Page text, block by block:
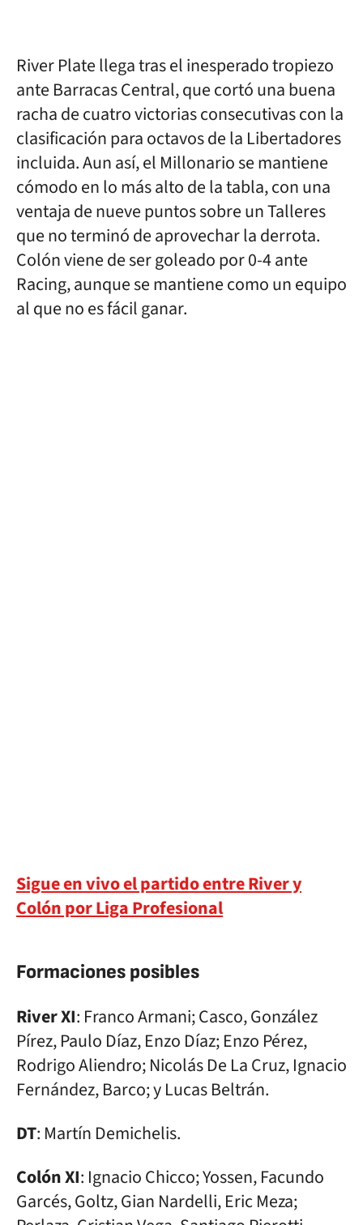
River Plate llega tras el inesperado tropiezo
ante Barracas Central, que cortó una buena
racha de cuatro victorias consecutivas con la
clasificación para octavos de la Libertadores
incluida. Aun así, el Millonario se mantiene
cómodo en lo más alto de la tabla, con una
ventaja de nueve puntos sobre un Talleres
que no terminó de aprovechar la derrota.
Colón viene de ser goleado por 0-4 ante
Racing, aunque se mantiene como un equipo
al que no es fácil ganar.
Sigue en vivo el partido entre River y
Colón por Liga Profesional
Formaciones posibles
River XI: Franco Armani; Casco, González
Pírez, Paulo Díaz, Enzo Díaz; Enzo Pérez,
Rodrigo Aliendro; Nicolás De La Cruz, Ignacio
Fernández, Barco; y Lucas Beltrán.
DT: Martín Demichelis.
Colón XI: Ignacio Chicco; Yossen, Facundo
Garcés, Goltz, Gian Nardelli, Eric Meza;